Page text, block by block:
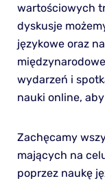
wartościowych
dyskusje
językowe oraz
wydarzeń i
nauki online,
Zachęcamy
mających na
poprzez naukę